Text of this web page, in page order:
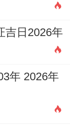
吉日2026年
年 2026年